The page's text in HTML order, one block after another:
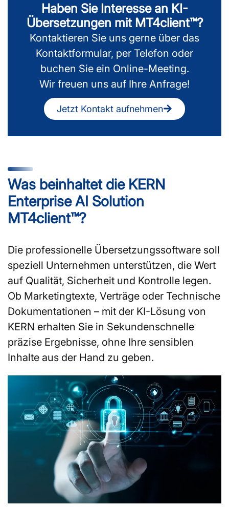
Haben Sie Interesse an KI-
Übersetzungen mit MT4client™?
Kontaktieren Sie uns gerne über das
Kontaktformular, per Telefon oder
buchen Sie ein Online-Meeting.
Wir freuen uns auf Ihre Anfrage!
Jetzt Kontakt aufnehmen
Was beinhaltet die KERN
Enterprise AI Solution
MT4client™?
Die professionelle Übersetzungssoftware soll
speziell Unternehmen unterstützen, die Wert
auf Qualität, Sicherheit und Kontrolle legen.
Ob Marketingtexte, Verträge oder Technische
Dokumentationen – mit der KI-Lösung von
KERN erhalten Sie in Sekundenschnelle
präzise Ergebnisse, ohne Ihre sensiblen
Inhalte aus der Hand zu geben.